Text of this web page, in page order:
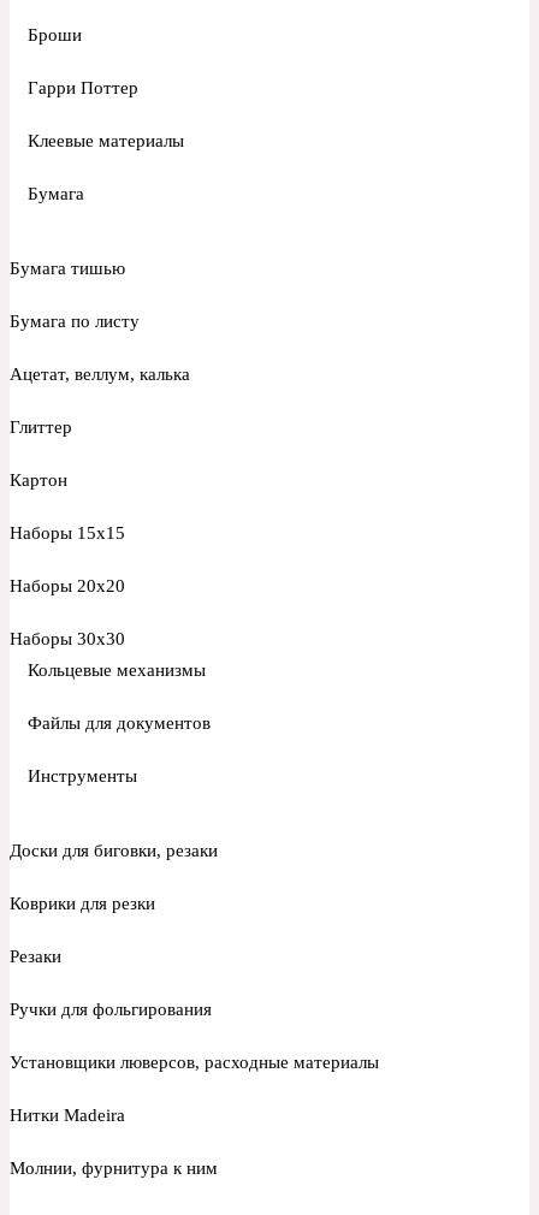
Броши
Гарри Поттер
Клеевые материалы
Бумага
Бумага тишью
Бумага по листу
Ацетат, веллум, калька
Глиттер
Картон
Наборы 15х15
Наборы 20х20
Наборы 30х30
Кольцевые механизмы
Файлы для документов
Инструменты
Доски для биговки, резаки
Коврики для резки
Резаки
Ручки для фольгирования
Установщики люверсов, расходные материалы
Нитки Madeira
Молнии, фурнитура к ним